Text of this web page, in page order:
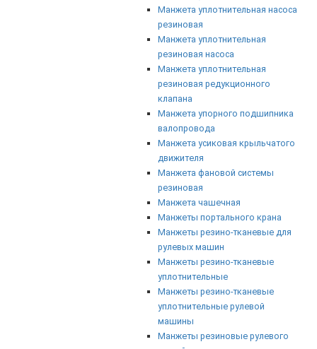
Манжета уплотнительная насоса
резиновая
Манжета уплотнительная
резиновая насоса
Манжета уплотнительная
резиновая редукционного
клапана
Манжета упорного подшипника
валопровода
Манжета усиковая крыльчатого
движителя
Манжета фановой системы
резиновая
Манжета чашечная
Манжеты портального крана
Манжеты резино-тканевые для
рулевых машин
Манжеты резино-тканевые
уплотнительные
Манжеты резино-тканевые
уплотнительные рулевой
машины
Манжеты резиновые рулевого